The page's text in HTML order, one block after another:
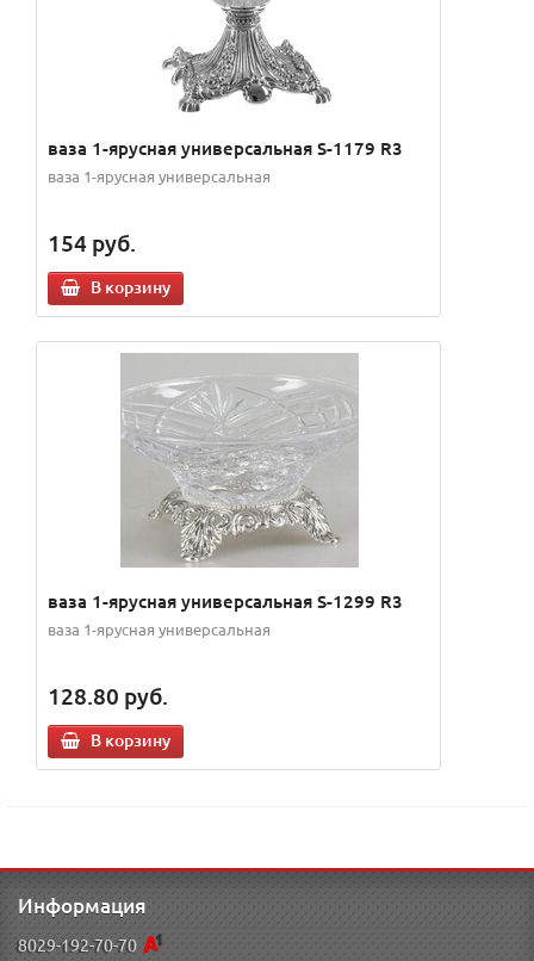
ваза 1-ярусная универсальная S-1179 R3
ваза 1-ярусная универсальная
154 руб.
В корзину
ваза 1-ярусная универсальная S-1299 R3
ваза 1-ярусная универсальная
128.80 руб.
В корзину
Информация
8029-192-70-70